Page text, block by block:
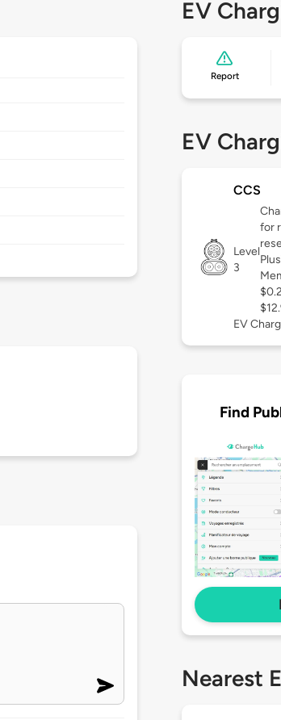
EV
Report
EV
CCS
Level
3
for
EV
Find
Nearest